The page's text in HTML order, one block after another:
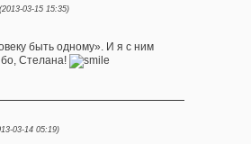
(2013-03-15 15:35)
быть одному». И я с ним
Стелана!
03-14 05:19)